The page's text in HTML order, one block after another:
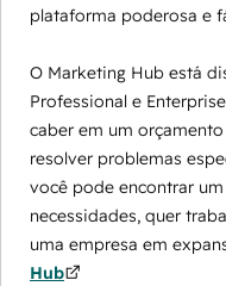
plataforma poderosa e
O Marketing Hub está
Professional e
caber em um
resolver problemas
você pode encontrar
necessidades, quer
uma empresa em
Hub